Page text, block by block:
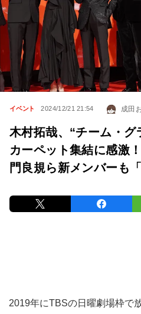
イベント 2024/12/21 21:54 成田
木村拓哉、“チーム・グ
カーペット集結に感激
門良規ら新メンバーも
2019年にTBSの日曜劇場枠で